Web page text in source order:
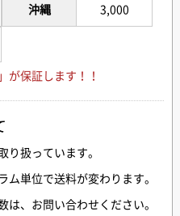
沖縄 3,000
が保証します！！
扱っています。
単位で送料が変わります。
、お問い合わせください。